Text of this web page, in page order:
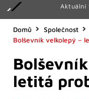
Aktuální
Domů
Společnost
Bolševník velkolepý –
letitá